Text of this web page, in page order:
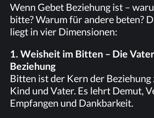
Wenn Ge­bet Be­zie­hung ist –
bit­te? War­um für an­de­re be­ten?
liegt in vier Dimensionen:
1. Weis­heit im Bit­ten – Die
Beziehung
Bit­ten ist der Kern der Be­zie­hung
Kind und Va­ter. Es lehrt De­mut,
Emp­fan­gen und Dankbarkeit.